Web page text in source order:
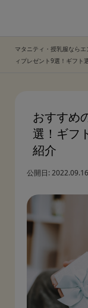
マタニティ・授乳服なら
ィプレゼント9選！ギフト
おすすめ
選！ギフ
紹介
公開日:2022.09.16